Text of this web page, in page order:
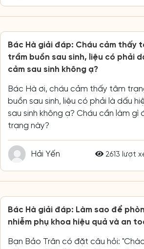
Bác Hà giải đáp: Cháu cảm thấy
trầm buồn sau sinh, liệu có phải
cảm sau sinh không ạ?
Bác Hà ơi, cháu cảm thấy tâm
buồn sau sinh, liệu có phải là dấu
sau sinh không ạ? Cháu cần làm gì
trạng này?
Hải Yến 2613 lượt
Bác Hà giải đáp: Làm sao để
nhiễm phụ khoa hiệu quả và an
Bạn Bảo Trân có đặt câu hỏi: